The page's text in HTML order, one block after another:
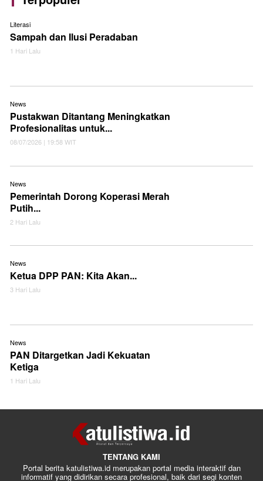
Literasi
Sampah dan Ilusi Peradaban
1 Hari Lalu
News
Pustakwan Ditantang Meningkatkan
Profesionalitas untuk...
08/07/2026 | 19:58 WIT
News
Pemerintah Dorong Koperasi Merah
Putih...
2 Hari Lalu
News
Ketua DPP PAN: Kita Akan...
3 Hari Lalu
News
PAN Ditargetkan Jadi Kekuatan
Ketiga
1 Hari Lalu
TENTANG KAMI
Portal berita katulistiwa.id merupakan portal media interaktif dan
informatif yang didirikan secara profesional, baik dari segi konten